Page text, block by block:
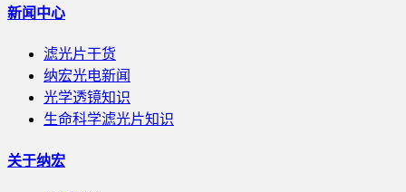
新闻中心
滤光片干货
纳宏光电新闻
光学透镜知识
生命科学滤光片知识
关于纳宏